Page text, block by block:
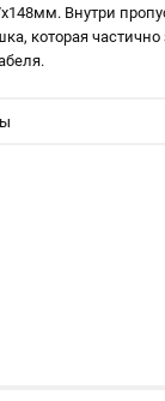
Внутри
которая частично